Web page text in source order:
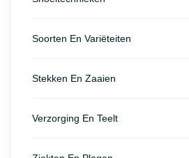
Soorten En Variëteiten
Stekken En Zaaien
Verzorging En Teelt